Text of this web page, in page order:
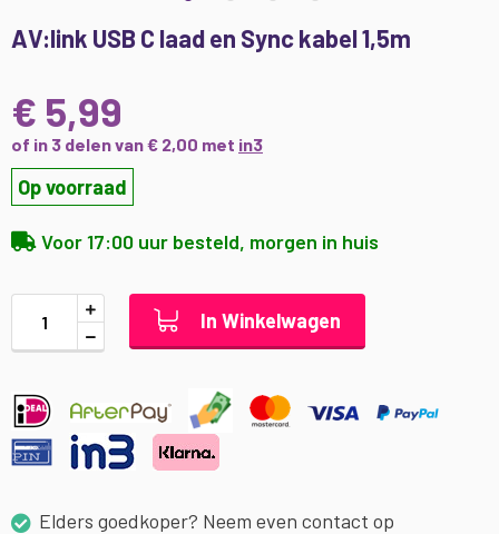
AV:link USB C laad en Sync kabel 1,5m
€ 5,99
of in 3 delen van € 2,00 met in3
Op voorraad
Voor 17:00 uur besteld, morgen in huis
In Winkelwagen
Elders goedkoper? Neem even contact op
naar
begin
van
de
afbeeldingen-
gallerij